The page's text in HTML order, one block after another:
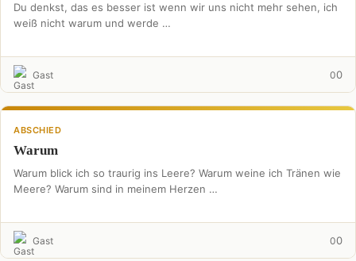
Du denkst, das es besser ist wenn wir uns nicht mehr sehen, ich
weiß nicht warum und werde …
Gast 00
ABSCHIED
Warum
Warum blick ich so traurig ins Leere? Warum weine ich Tränen wie
Meere? Warum sind in meinem Herzen …
Gast 00